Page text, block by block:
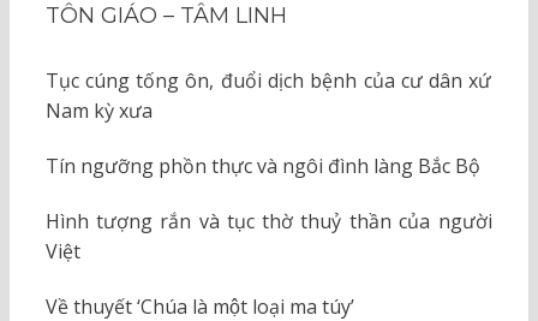
TÔN GIÁO – TÂM LINH
Tục cúng tống ôn, đuổi dịch bệnh của cư dân xứ
Nam kỳ xưa
Tín ngưỡng phồn thực và ngôi đình làng Bắc Bộ
Hình tượng rắn và tục thờ thuỷ thần của người
Việt
Về thuyết ‘Chúa là một loại ma túy’